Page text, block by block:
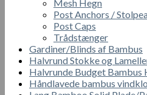
Mesh Hegn
Post Anchors /
Post Caps
Trådstænger
Gardiner/Blinds af Bambus
Halvrund Stokke og
Halvrunde Budget Bambus
Håndlavede bambus